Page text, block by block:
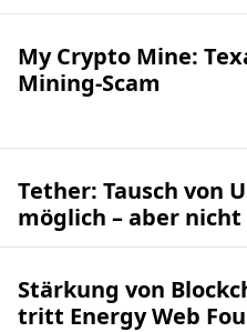
My Crypto Mine:
Mining-Scam
Tether: Tausch von
möglich – aber
Stärkung von
tritt Energy Web